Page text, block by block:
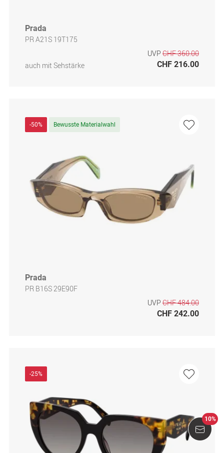
Prada
PR A21S 19T175
auch mit Sehstärke
UVP CHF 360.00
CHF 216.00
-50% Bewusste Materialwahl
Prada
PR B16S 29E90F
UVP CHF 484.00
CHF 242.00
-25%
10%